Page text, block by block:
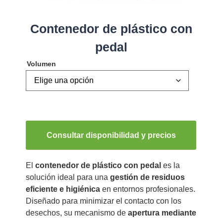
Contenedor de plástico con
pedal
Volumen
Consultar disponibilidad y precios
El contenedor de plástico con pedal es la
solución ideal para una gestión de residuos
eficiente e higiénicaen entornos profesionales.
Diseñado para minimizar el contacto con los
desechos, su mecanismo de apertura mediante